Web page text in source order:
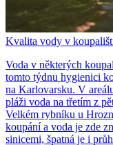
Kvalita vody v
Voda v některých
tomto týdnu hygienici
na Karlovarsku. V
pláži voda na třetím z
Velkém rybníku u
koupání a voda je zde
sinicemi, špatná je i